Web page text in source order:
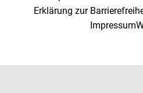
Erklärung zur
Impressum